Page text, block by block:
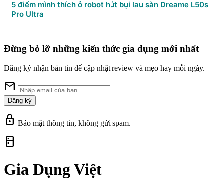
5 điểm mình thích ở robot hút bụi lau sàn Dreame L50s
Pro Ultra
Đừng bỏ lỡ những kiến thức gia dụng mới nhất
Đăng ký nhận bản tin để cập nhật review và mẹo hay mỗi ngày.
mail
Đăng ký
lock Bảo mật thông tin, không gửi spam.
kitchen
Gia Dụng Việt